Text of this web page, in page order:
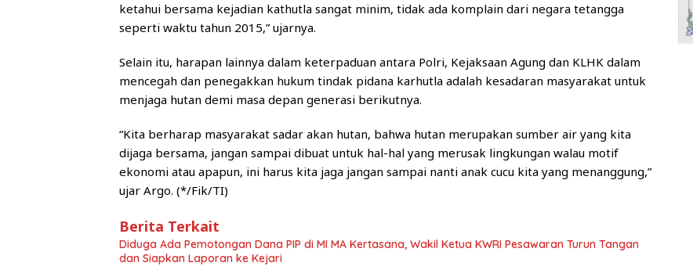
ketahui bersama kejadian kathutla sangat minim, tidak ada komplain dari negara tetangga
seperti waktu tahun 2015,” ujarnya.
Selain itu, harapan lainnya dalam keterpaduan antara Polri, Kejaksaan Agung dan KLHK dalam
mencegah dan penegakkan hukum tindak pidana karhutla adalah kesadaran masyarakat untuk
menjaga hutan demi masa depan generasi berikutnya.
“Kita berharap masyarakat sadar akan hutan, bahwa hutan merupakan sumber air yang kita
dijaga bersama, jangan sampai dibuat untuk hal-hal yang merusak lingkungan walau motif
ekonomi atau apapun, ini harus kita jaga jangan sampai nanti anak cucu kita yang menanggung,”
ujar Argo. (*/Fik/TI)
Berita Terkait
Diduga Ada Pemotongan Dana PIP di MI MA Kertasana, Wakil Ketua KWRI Pesawaran Turun Tangan
dan Siapkan Laporan ke Kejari